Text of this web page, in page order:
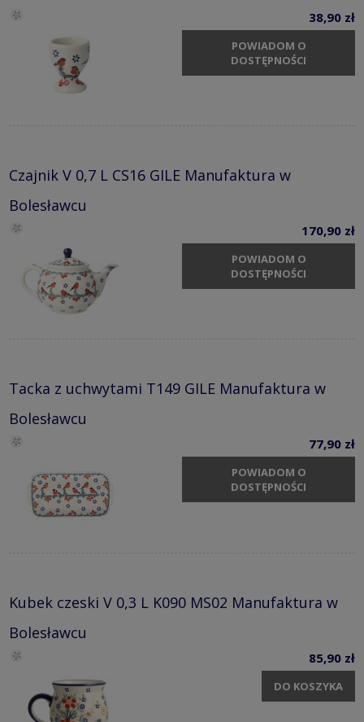
38,90 zł
POWIADOM O
DOSTĘPNOŚCI
Czajnik V 0,7 L CS16 GILE Manufaktura w
Bolesławcu
170,90 zł
POWIADOM O
DOSTĘPNOŚCI
Tacka z uchwytami T149 GILE Manufaktura w
Bolesławcu
77,90 zł
POWIADOM O
DOSTĘPNOŚCI
Kubek czeski V 0,3 L K090 MS02 Manufaktura w
Bolesławcu
85,90 zł
DO KOSZYKA